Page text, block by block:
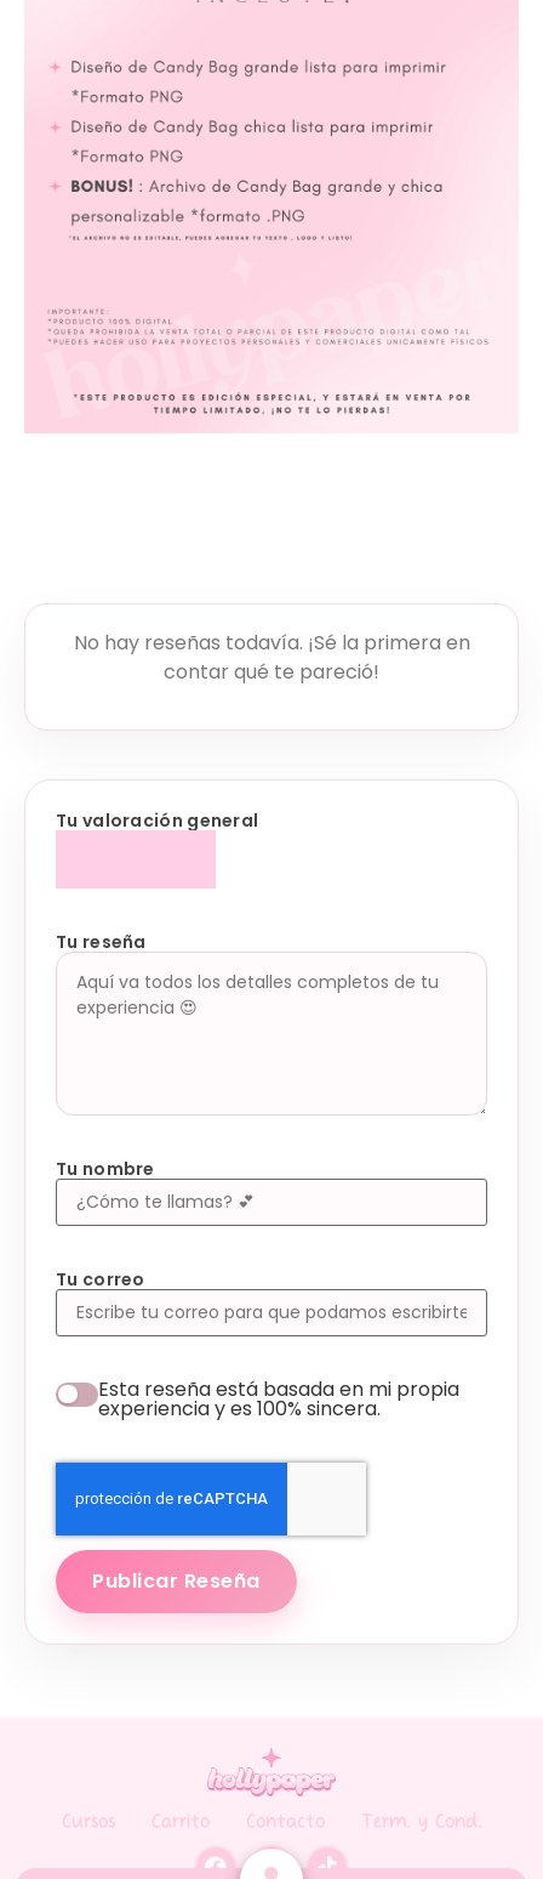
No hay reseñas todavía. ¡Sé la primera en
contar qué te pareció!
Tu valoración general
Tu reseña
Tu nombre
Tu correo
Esta reseña está basada en mi propia
experiencia y es 100% sincera.
Publicar Reseña
Cursos Carrito Contacto Term. y Cond.